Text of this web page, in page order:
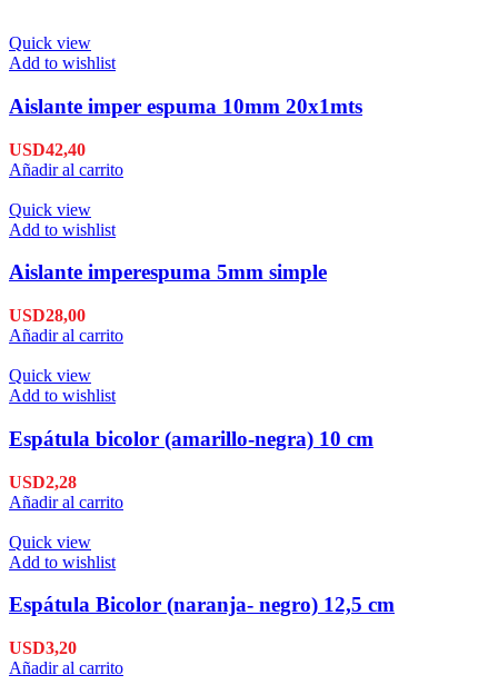
Quick view
Add to wishlist
Aislante imper espuma 10mm 20x1mts
USD42,40
Añadir al carrito
Quick view
Add to wishlist
Aislante imperespuma 5mm simple
USD28,00
Añadir al carrito
Quick view
Add to wishlist
Espátula bicolor (amarillo-negra) 10 cm
USD2,28
Añadir al carrito
Quick view
Add to wishlist
Espátula Bicolor (naranja- negro) 12,5 cm
USD3,20
Añadir al carrito